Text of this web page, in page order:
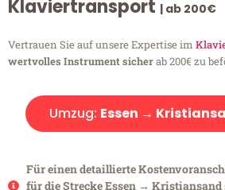
Klaviertransport | ab 200€
Vertrauen Sie auf unsere Expertise im
wertvolles Instrument sicherab 200€ zu
Umzug: Essen →
Für einen detaillierte
für die Strecke Essen → Kristiansand